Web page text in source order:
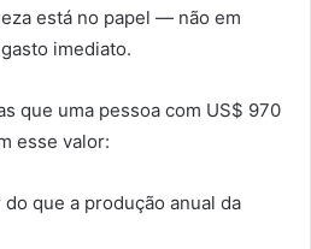
está no papel — não em
imediato.
que uma pessoa com US$ 970
esse valor:
que a produção anual da